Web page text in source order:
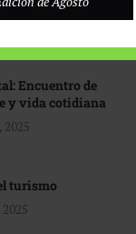
Encuentro de
y vida cotidiana
2025
turismo